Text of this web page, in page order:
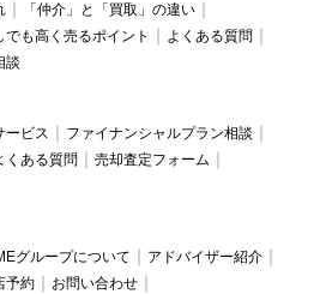
「仲介」と「買取」の違い
でも高く売るポイント
よくある質問
談
ービス
ファイナンシャルプラン相談
くある質問
売却査定フォーム
グループについて
アドバイザー紹介
予約
お問い合わせ